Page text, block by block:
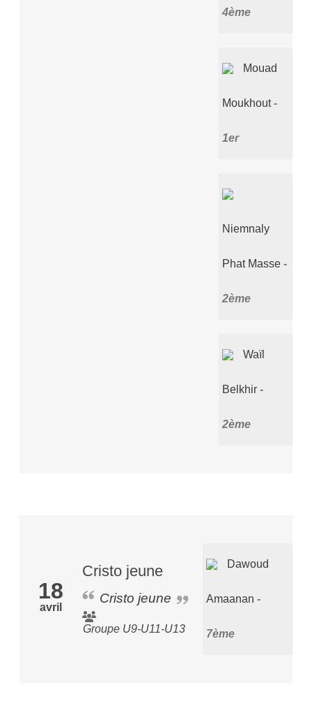
4ème
Mouad
Moukhout
1er
Niemnaly
Phat Masse
2ème
Waïl
Belkhir
2ème
18
avril
Cristo jeune
Cristo jeune
Groupe U9-U11-U13
Dawoud
Amaanan
7ème